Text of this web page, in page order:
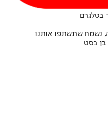
בטלגרם
נשמח שתשתפו אותנו
בן בסט